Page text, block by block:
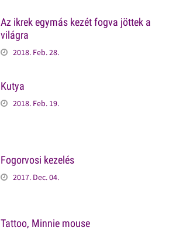
Az ikrek egymás kezét fogva jöttek a
világra
2018. Feb. 28.
Kutya
2018. Feb. 19.
Fogorvosi kezelés
2017. Dec. 04.
Tattoo, Minnie mouse